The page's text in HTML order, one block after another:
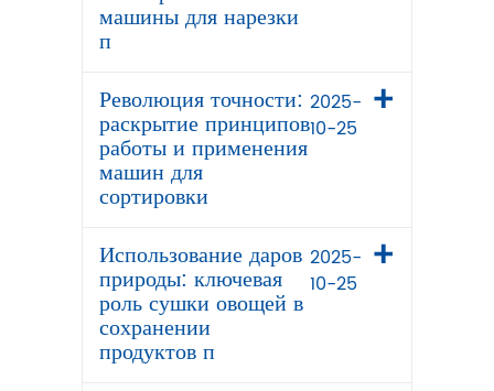
машины для нарезки
п
Революция точности:
раскрытие принципов
работы и применения
машин для
сортировки
2025-
10-25
Использование даров
природы: ключевая
роль сушки овощей в
сохранении
продуктов п
2025-
10-25